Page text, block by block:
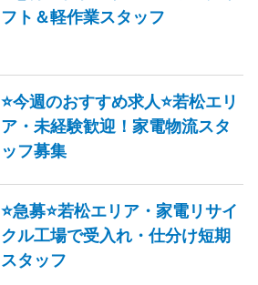
フト＆軽作業スタッフ
⭐今週のおすすめ求人⭐若松エリ
ア・未経験歓迎！家電物流スタ
ッフ募集
⭐急募⭐若松エリア・家電リサイ
クル工場で受入れ・仕分け短期
スタッフ